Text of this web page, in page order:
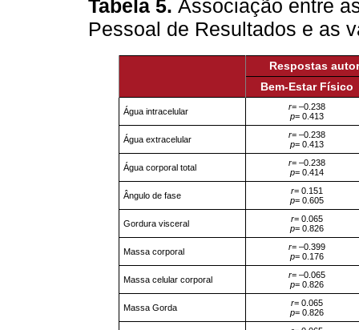
Tabela 5. Associação entre
Pessoal de Resultados e as
Respostas
Bem-Estar Físico
Água intracelular r= –0.238
p= 0.413
Água extracelular r= –0.238
p= 0.413
Água corporal total r= –0.238
p= 0.414
Ângulo de fase r= 0.151
p= 0.605
Gordura visceral r= 0.065
p= 0.826
Massa corporal r= –0.399
p= 0.176
Massa celular corporal r= –0.065
p= 0.826
Massa Gorda r= 0.065
p= 0.826